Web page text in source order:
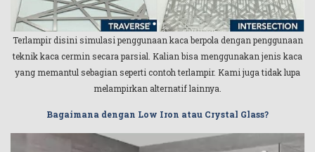
Terlampir disini simulasi penggunaan kaca berpola dengan penggunaan
teknik kaca cermin secara parsial. Kalian bisa menggunakan jenis kaca
yang memantul sebagian seperti contoh terlampir. Kami juga tidak lupa
melampirkan alternatif lainnya.
Bagaimana dengan Low Iron atau Crystal Glass?